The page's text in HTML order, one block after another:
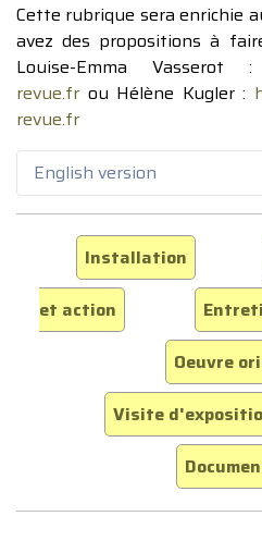
Cette rubrique sera enrichie
avez des propositions à
Louise-Emma Vasserot
revue.fr ou Hélène Kugler :
revue.fr
English version
Installation
et action
Oeuvre
Visite